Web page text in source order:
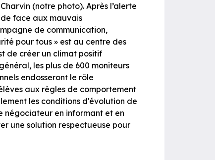
(notre photo). Après l’alerte
face aux mauvais
de communication,
pour tous » est au centre des
de créer un climat positif
les plus de 600 moniteurs
endosseront le rôle
aux règles de comportement
les conditions d'évolution de
négociateur en informant et en
une solution respectueuse pour